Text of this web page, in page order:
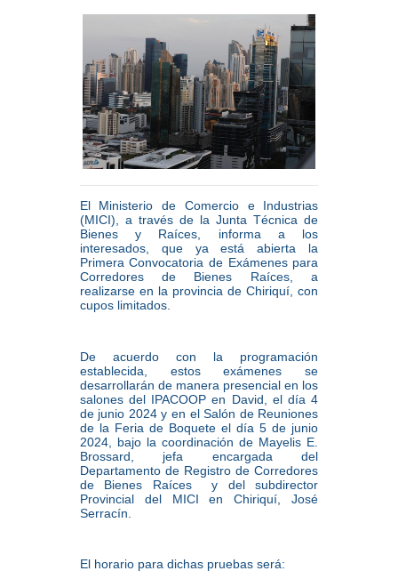
El Ministerio de Comercio e Industrias
(MICI), a través de la Junta Técnica de
Bienes y Raíces, informa a los
interesados, que ya está abierta la
Primera Convocatoria de Exámenes para
Corredores de Bienes Raíces, a
realizarse en la provincia de Chiriquí, con
cupos limitados.
De acuerdo con la programación
establecida, estos exámenes se
desarrollarán de manera presencial en los
salones del IPACOOP en David, el día 4
de junio 2024 y en el Salón de Reuniones
de la Feria de Boquete el día 5 de junio
2024, bajo la coordinación de Mayelis E.
Brossard, jefa encargada del
Departamento de Registro de Corredores
de Bienes Raíces y del subdirector
Provincial del MICI en Chiriquí, José
Serracín.
El horario para dichas pruebas será: